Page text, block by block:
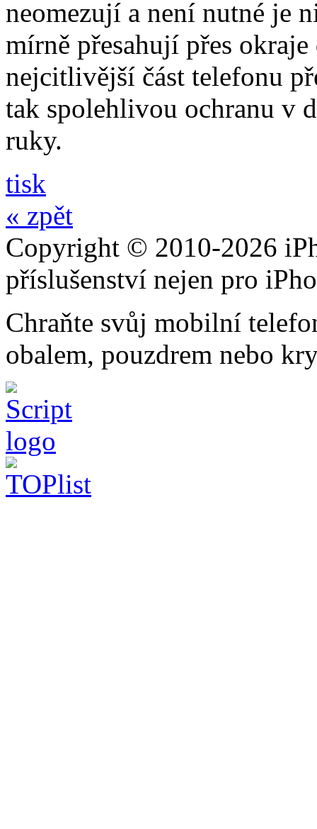
neomezují a není nutné je
mírně přesahují přes
nejcitlivější část telefonu
tak spolehlivou ochranu v
ruky.
tisk
« zpět
Copyright © 2010-2026
příslušenství nejen pro
Chraňte svůj mobilní
obalem, pouzdrem nebo